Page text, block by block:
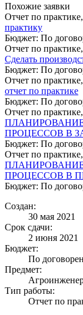
Похожие заявки
Отчет по
практику
Бюджет: По
Отчет по
Сделать
Бюджет: По
Отчет по
отчет по практике
Бюджет: По
Отчет по
ПРОЦЕССОВ В
Бюджет: По
Отчет по
ПРОЦЕССОВ В
Бюджет: По
Создан:
30 мая 2021
Срок сдачи:
2 июня 2021
Бюджет:
По
Предмет:
Тип работы:
Отчет по